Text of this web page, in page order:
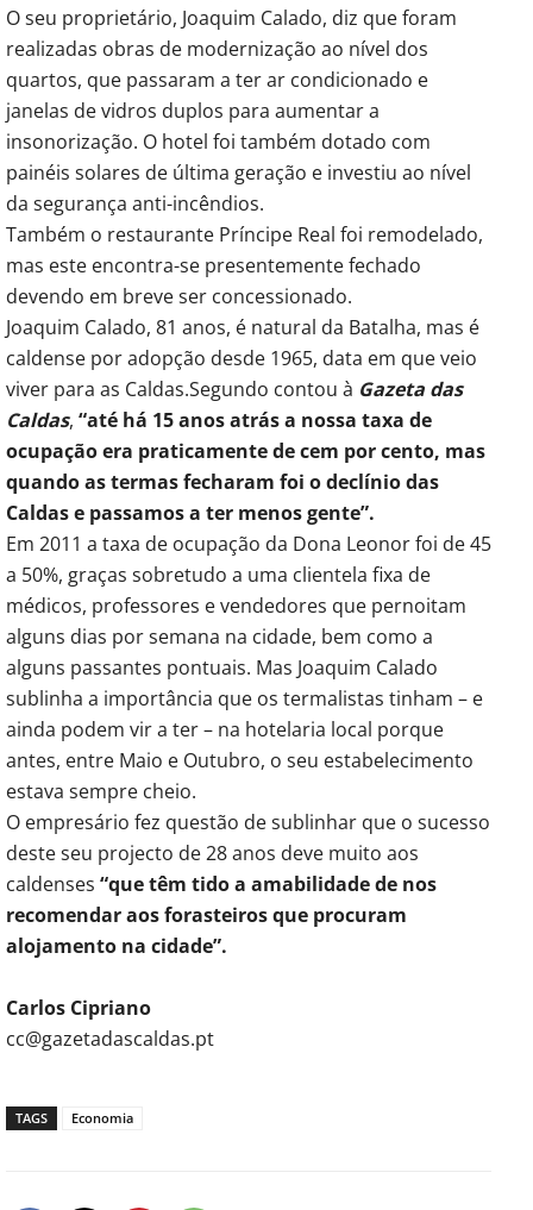
O seu proprietário, Joaquim Calado, diz que foram
realizadas obras de modernização ao nível dos
quartos, que passaram a ter ar condicionado e
janelas de vidros duplos para aumentar a
insonorização. O hotel foi também dotado com
painéis solares de última geração e investiu ao nível
da segurança anti-incêndios.
Também o restaurante Príncipe Real foi remodelado,
mas este encontra-se presentemente fechado
devendo em breve ser concessionado.
Joaquim Calado, 81 anos, é natural da Batalha, mas é
caldense por adopção desde 1965, data em que veio
viver para as Caldas.Segundo contou à Gazeta das
Caldas, “até há 15 anos atrás a nossa taxa de
ocupação era praticamente de cem por cento, mas
quando as termas fecharam foi o declínio das
Caldas e passamos a ter menos gente”.
Em 2011 a taxa de ocupação da Dona Leonor foi de 45
a 50%, graças sobretudo a uma clientela fixa de
médicos, professores e vendedores que pernoitam
alguns dias por semana na cidade, bem como a
alguns passantes pontuais. Mas Joaquim Calado
sublinha a importância que os termalistas tinham – e
ainda podem vir a ter – na hotelaria local porque
antes, entre Maio e Outubro, o seu estabelecimento
estava sempre cheio.
O empresário fez questão de sublinhar que o sucesso
deste seu projecto de 28 anos deve muito aos
caldenses “que têm tido a amabilidade de nos
recomendar aos forasteiros que procuram
alojamento na cidade”.
Carlos Cipriano
cc@gazetadascaldas.pt
TAGS Economia